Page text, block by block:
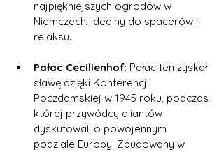
najpiękniejszych ogrodów w
Niemczech, idealny do spacerów i
relaksu.
Pałac Cecilienhof: Pałac ten zyskał
sławę dzięki Konferencji
Poczdamskiej w 1945 roku, podczas
której przywódcy aliantów
dyskutowali o powojennym
podziale Europy. Zbudowany w